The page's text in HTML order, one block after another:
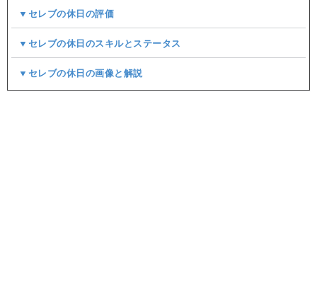
▼セレブの休日の評価
▼セレブの休日のスキルとステータス
▼セレブの休日の画像と解説